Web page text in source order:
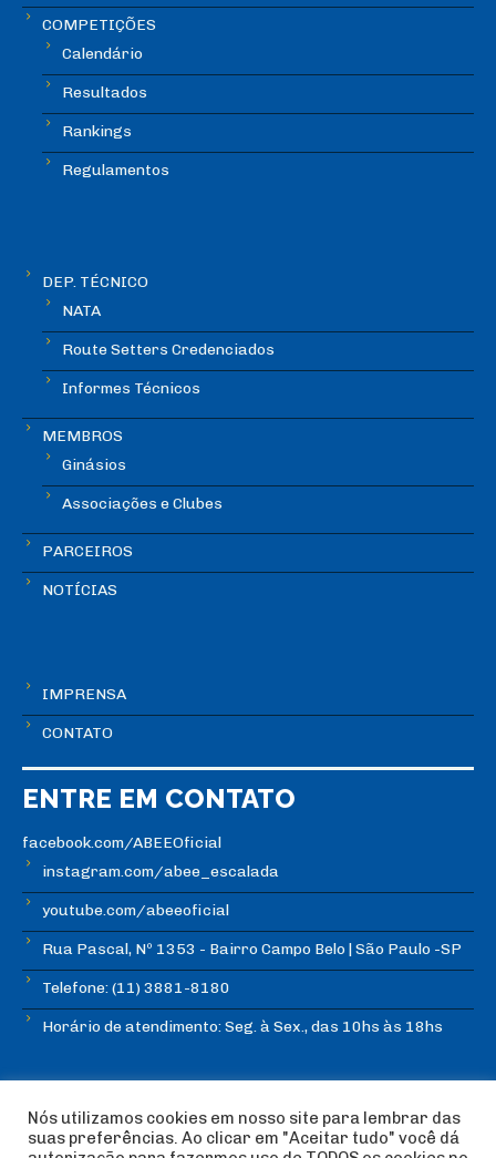
COMPETIÇÕES
Calendário
Resultados
Rankings
Regulamentos
DEP. TÉCNICO
NATA
Route Setters Credenciados
Informes Técnicos
MEMBROS
Ginásios
Associações e Clubes
PARCEIROS
NOTÍCIAS
IMPRENSA
CONTATO
ENTRE EM CONTATO
facebook.com/ABEEOficial
instagram.com/abee_escalada
youtube.com/abeeoficial
Rua Pascal, Nº 1353 - Bairro Campo Belo | São Paulo -SP
Telefone: (11) 3881-8180
Horário de atendimento: Seg. à Sex., das 10hs às 18hs
Nós utilizamos cookies em nosso site para lembrar das
suas preferências. Ao clicar em "Aceitar tudo" você dá